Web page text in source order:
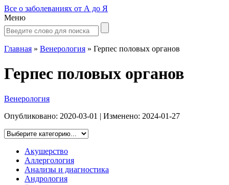
Все о заболеваниях от А до Я
Меню
Главная » Венерология » Герпес половых органов
Герпес половых органов
Венерология
Опубликовано: 2020-03-01 | Изменено: 2024-01-27
Акушерство
Аллергология
Анализы и диагностика
Андрология